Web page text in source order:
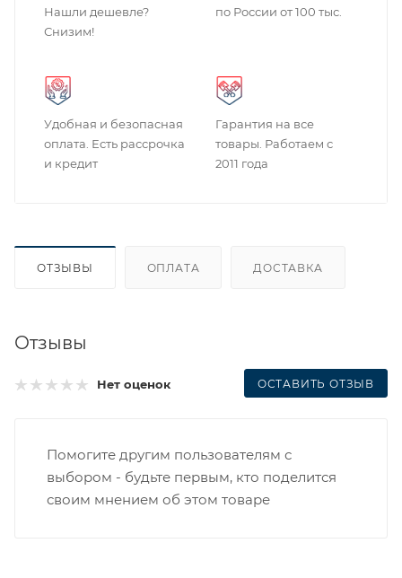
Нашли дешевле?
Снизим!
по России от 100 тыс.
Удобная и безопасная
оплата. Есть рассрочка
и кредит
Гарантия на все
товары. Работаем с
2011 года
ОТЗЫВЫ ОПЛАТА ДОСТАВКА
Отзывы
Нет оценок ОСТАВИТЬ ОТЗЫВ
Помогите другим пользователям с
выбором - будьте первым, кто поделится
своим мнением об этом товаре